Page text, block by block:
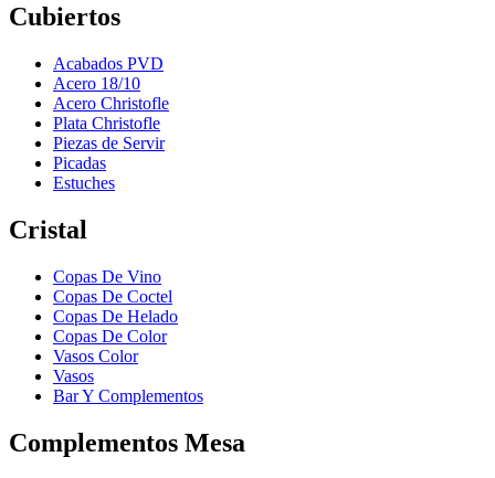
Cubiertos
Acabados PVD
Acero 18/10
Acero Christofle
Plata Christofle
Piezas de Servir
Picadas
Estuches
Cristal
Copas De Vino
Copas De Coctel
Copas De Helado
Copas De Color
Vasos Color
Vasos
Bar Y Complementos
Complementos Mesa